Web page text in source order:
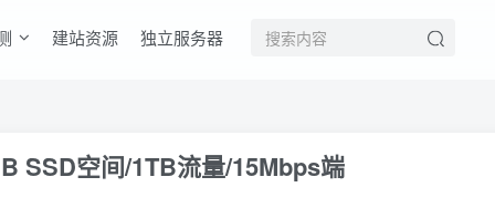
建站资源 独立服务器
SSD空间/1TB流量/15Mbps端